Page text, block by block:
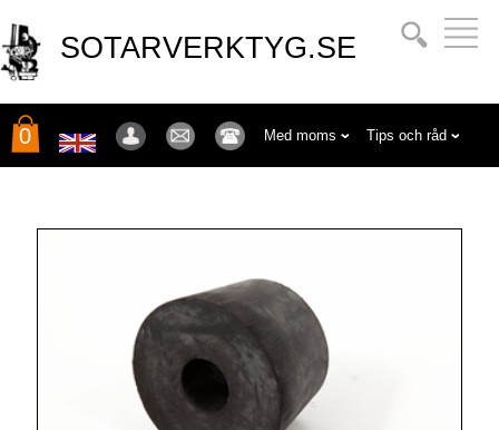
SOTARVERKTYG.SE
0 Med moms Tips och råd